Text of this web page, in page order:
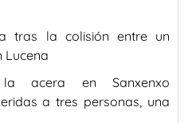
tras la colisión entre un
Lucena
acera en Sanxenxo
a tres personas, una